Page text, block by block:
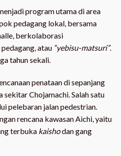
program utama di area
pedagang lokal, bersama
berkolaborasi
atau “yebisu-matsuri”.
tahun sekali.
penataan di sepanjang
sekitar Chojamachi. Salah satu
pelebaran jalan pedestrian.
rencana kawasan Aichi, yaitu
terbuka kaishodan gang